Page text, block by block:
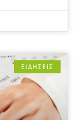
ΕΙΔΗΣΕΙΣ